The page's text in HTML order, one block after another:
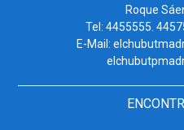
Roque
Tel: 4455555.
E-Mail: